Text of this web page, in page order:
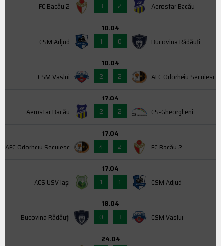
FC Bacău 2
3
2 Aerostar Bacău
CSM Adjud
10.04
1
0 Bucovina Rădăuți
CSM Vaslui
10.04
2
2 AFC Odorheiu Secuiesc
Aerostar Bacău
17.04
2
2 CS-Gheorgheni
AFC Odorheiu Secuiesc
17.04
4
2 FC Bacău 2
ACS USV Iaşi
17.04
1
1 CSM Adjud
Bucovina Rădăuți
18.04
0
3 CSM Vaslui
24.04